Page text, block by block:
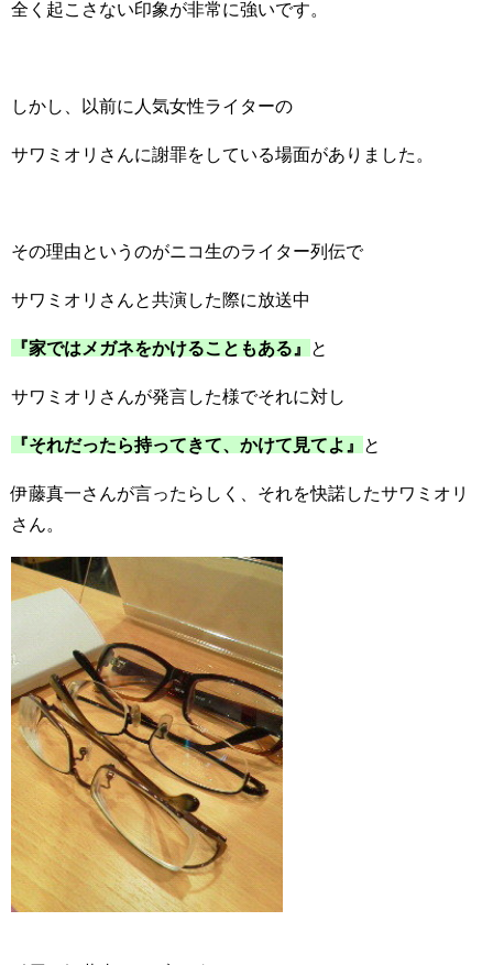
全く起こさない印象が非常に強いです。
しかし、以前に人気女性ライターの
サワミオリさんに謝罪をしている場面がありました。
その理由というのがニコ生のライター列伝で
サワミオリさんと共演した際に放送中
『家ではメガネをかけることもある』 と
サワミオリさんが発言した様でそれに対し
『それだったら持ってきて、かけて見てよ』 と
伊藤真一さんが言ったらしく、それを快諾したサワミオリ
さん。